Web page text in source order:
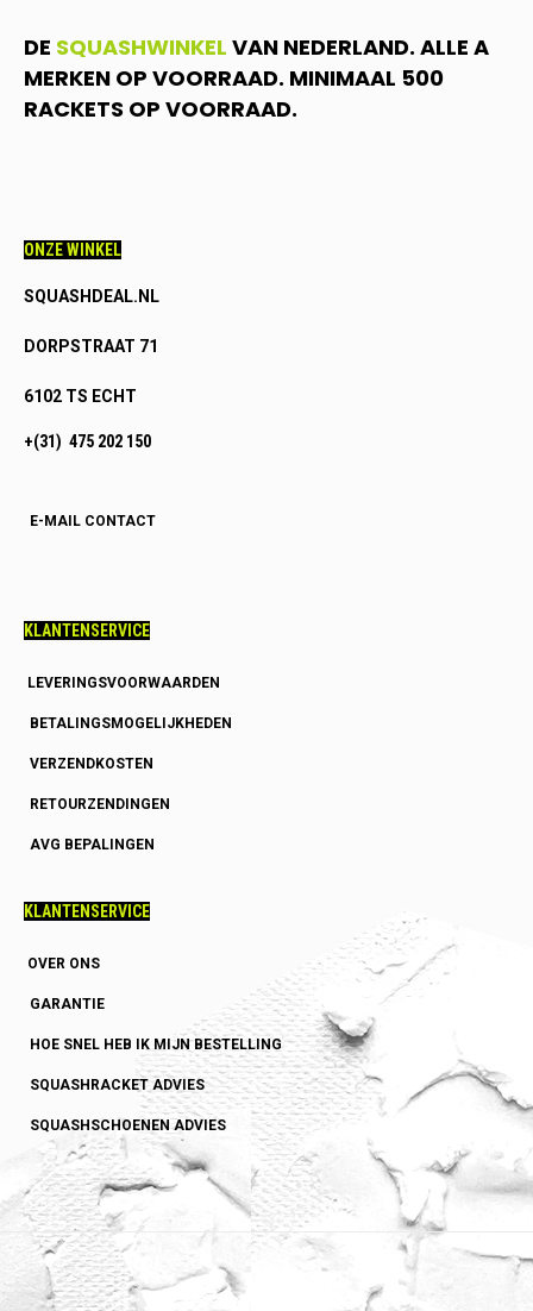
DE SQUASHWINKEL VAN NEDERLAND. ALLE A
MERKEN OP VOORRAAD. MINIMAAL 500
RACKETS OP VOORRAAD.
ONZE WINKEL
SQUASHDEAL.NL
DORPSTRAAT 71
6102 TS ECHT
+(31) 475 202 150
E-MAIL CONTACT
KLANTENSERVICE
LEVERINGSVOORWAARDEN
BETALINGSMOGELIJKHEDEN
VERZENDKOSTEN
RETOURZENDINGEN
AVG BEPALINGEN
KLANTENSERVICE
OVER ONS
GARANTIE
HOE SNEL HEB IK MIJN BESTELLING
SQUASHRACKET ADVIES
SQUASHSCHOENEN ADVIES